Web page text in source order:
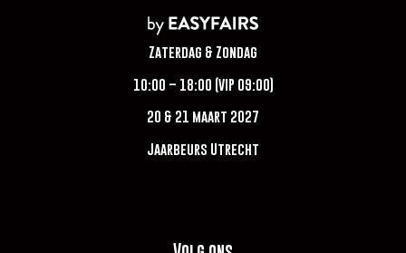
Zaterdag & Zondag
10:00 – 18:00 (VIP 09:00)
20 & 21 maart 2027
Jaarbeurs Utrecht